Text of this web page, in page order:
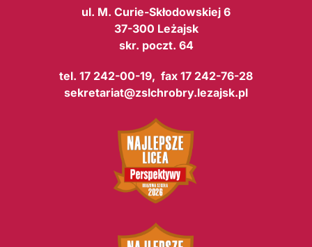
ul. M. Curie-Skłodowskiej 6
37-300 Leżajsk
skr. poczt. 64
tel. 17 242-00-19, fax 17 242-76-28
sekretariat@zslchrobry.lezajsk.pl